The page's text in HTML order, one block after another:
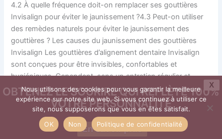
4.2 À quelle fréquence doit-on remplacer ses gouttières
Invisalign pour éviter le jaunissement ?4.3 Peut-on utiliser
des remèdes naturels pour éviter le jaunissement des
gouttières ? Les causes du jaunissement des gouttières
Invisalign Les gouttières d’alignement dentaire Invisalign
sont conçues pour être invisibles, confortables et
hygiéniques. Cependant, sans un entretien régulier et
rigoureux, elles : Une mauvaise hygiène dentaire est à
l’origine d’une accumulation des bactéries nuisibles. Elle va
favoriser une haleine chargée et parfois même un risque de
caries à cause de la déminéralisation. Mauvaise hygiène
des gouttières Lorsque les gouttières Invisalign sont
Nous utilisons des cookies pour vous garantir la meilleure
expérience sur notre site web. Si vous continuez à utiliser ce
site, nous supposerons que vous en êtes satisfait.
OK
Non Politique de confidentialité
X
OBTENEZ LE SOURIRE QUI REFLÈTE 100%
VOTRE PERSONNALITÉ
En savoir plus